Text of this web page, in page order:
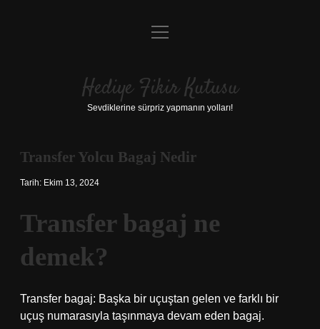
Anasayfa
Yasal Uyarı
menüyü
Hediye Fikir Kutusu
Sevdiklerine sürpriz yapmanın yolları!
Transfer Yolcu Bagaj Nedir
Tarih: Ekim 13, 2024
Transfer bagaj ne
demek?
Transfer bagaj: Başka bir uçuştan gelen ve farklı bir
uçuş numarasıyla taşınmaya devam eden bagaj.